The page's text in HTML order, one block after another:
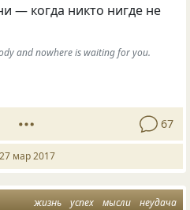
— когда никто нигде не
and nowhere is waiting for you.
67
27 мар 2017
жизнь успех мысли неудача